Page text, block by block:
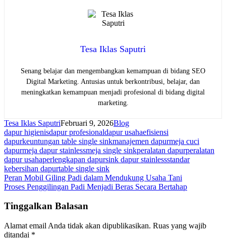
Tesa Iklas Saputri
Senang belajar dan mengembangkan kemampuan di bidang SEO
Digital Marketing. Antusias untuk berkontribusi, belajar, dan
meningkatkan kemampuan menjadi profesional di bidang digital
marketing.
Tesa Iklas SaputriFebruari 9, 2026Blog
dapur higienisdapur profesionaldapur usahaefisiensi
dapurkeuntungan table single sinkmanajemen dapurmeja cuci
dapurmeja dapur stainlessmeja single sinkperalatan dapurperalatan
dapur usahaperlengkapan dapursink dapur stainlessstandar
kebersihan dapurtable single sink
Navigasi
pos
Peran Mobil Giling Padi dalam Mendukung Usaha Tani
Proses Penggilingan Padi Menjadi Beras Secara Bertahap
Tinggalkan Balasan
Alamat email Anda tidak akan dipublikasikan. Ruas yang wajib
ditandai *